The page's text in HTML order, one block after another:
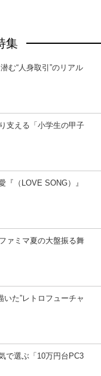
集
む“人身取引”のリアル
支える「小学生の甲子
『（LOVE SONG）』
ァミマ夏の大盤振る舞
た”レトロフューチャ
で選ぶ「10万円台PC3